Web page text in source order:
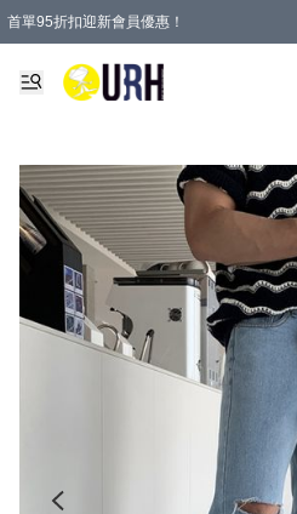
首單95折扣迎新會員優惠！
特選會員可享全單低至 95 折優惠！
單一訂單滿HKD600(澳門HKD800)包郵寄順